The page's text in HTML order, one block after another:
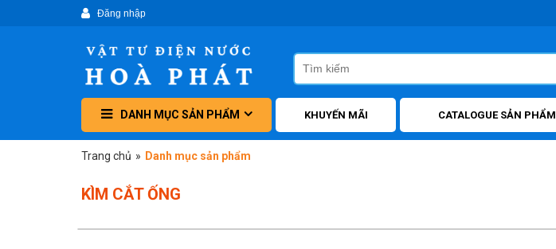
DANH MỤC SẢN PHẨM KHUYẾN MÃI CATALOGUE SẢN PHẨM
Trang chủ » Danh mục sản phẩm
KÌM CẮT ỐNG